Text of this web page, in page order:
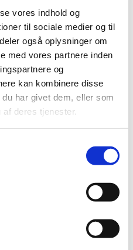
vores indhold og
til sociale medier og til
også oplysninger om
med vores partnere inden
og
kan kombinere disse
har givet dem, eller som
deres tjenester.